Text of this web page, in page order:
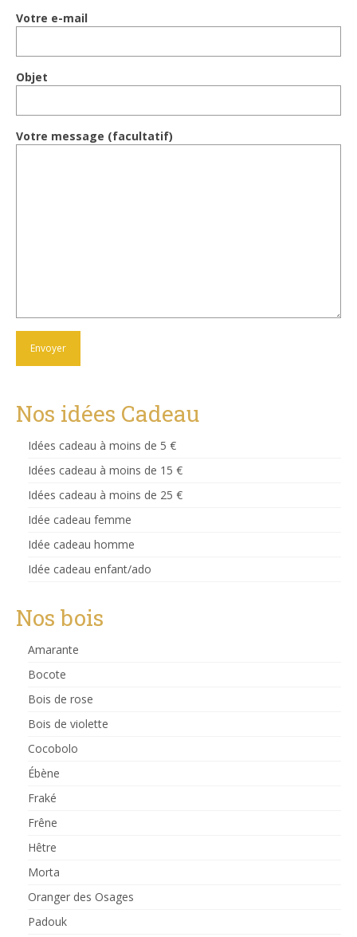
Votre e-mail
Objet
Votre message (facultatif)
Nos idées Cadeau
Idées cadeau à moins de 5 €
Idées cadeau à moins de 15 €
Idées cadeau à moins de 25 €
Idée cadeau femme
Idée cadeau homme
Idée cadeau enfant/ado
Nos bois
Amarante
Bocote
Bois de rose
Bois de violette
Cocobolo
Ébène
Fraké
Frêne
Hêtre
Morta
Oranger des Osages
Padouk